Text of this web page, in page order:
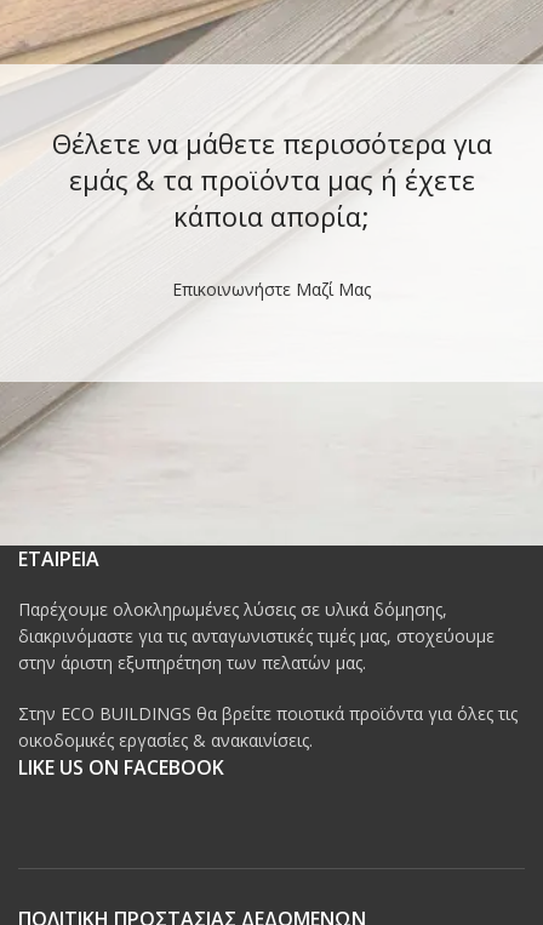
Θέλετε να μάθετε περισσότερα για
εμάς & τα προϊόντα μας ή έχετε
κάποια απορία;
Επικοινωνήστε Μαζί Μας
ΕΤΑΙΡΕΙΑ
Παρέχουμε ολοκληρωμένες λύσεις σε υλικά δόμησης,
διακρινόμαστε για τις ανταγωνιστικές τιμές μας, στοχεύουμε
στην άριστη εξυπηρέτηση των πελατών μας.
Στην ECO BUILDINGS θα βρείτε ποιοτικά προϊόντα για όλες τις
οικοδομικές εργασίες & ανακαινίσεις.
LIKE US ON FACEBOOK
ΠΟΛΙΤΙΚΗ ΠΡΟΣΤΑΣΙΑΣ ΔΕΔΟΜΕΝΩΝ